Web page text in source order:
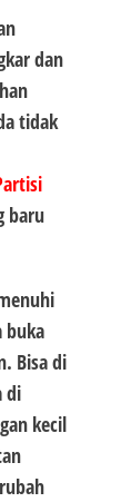
dan
tidak
baru
buka
Bisa di
di
kecil